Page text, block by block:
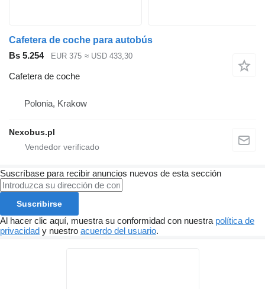
Cafetera de coche para autobús
Bs 5.254
EUR 375 ≈ USD 433,30
Cafetera de coche
Polonia, Krakow
Nexobus.pl
Suscríbase para recibir anuncios nuevos de esta sección
Suscribirse
Al hacer clic aquí, muestra su conformidad con nuestra política de
privacidad y nuestro acuerdo del usuario.